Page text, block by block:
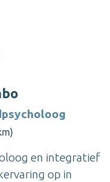
en integratief
op in